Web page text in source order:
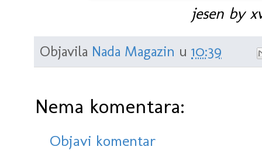
jesen by
Objavila Nada Magazin u 10:39
Nema komentara:
Objavi komentar